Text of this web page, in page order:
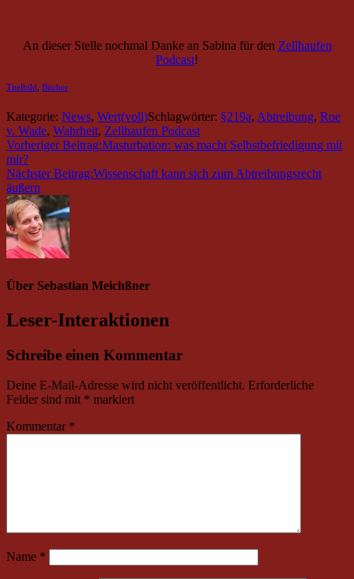
An dieser Stelle nochmal Danke an Sabina für den Zellhaufen
Podcast!
Titelbild Bücher
Kategorie: News, Wert(voll)Schlagwörter: §219a, Abtreibung, Roe
v. Wade, Wahrheit, Zellhaufen Podcast
Vorheriger Beitrag:Masturbation: was macht Selbstbefriedigung mit
mir?
Nächster Beitrag:Wissenschaft kann sich zum Abtreibungsrecht
äußern
Über Sebastian Meichßner
Leser-Interaktionen
Schreibe einen Kommentar
Deine E-Mail-Adresse wird nicht veröffentlicht. Erforderliche
Felder sind mit * markiert
Kommentar *
Name *